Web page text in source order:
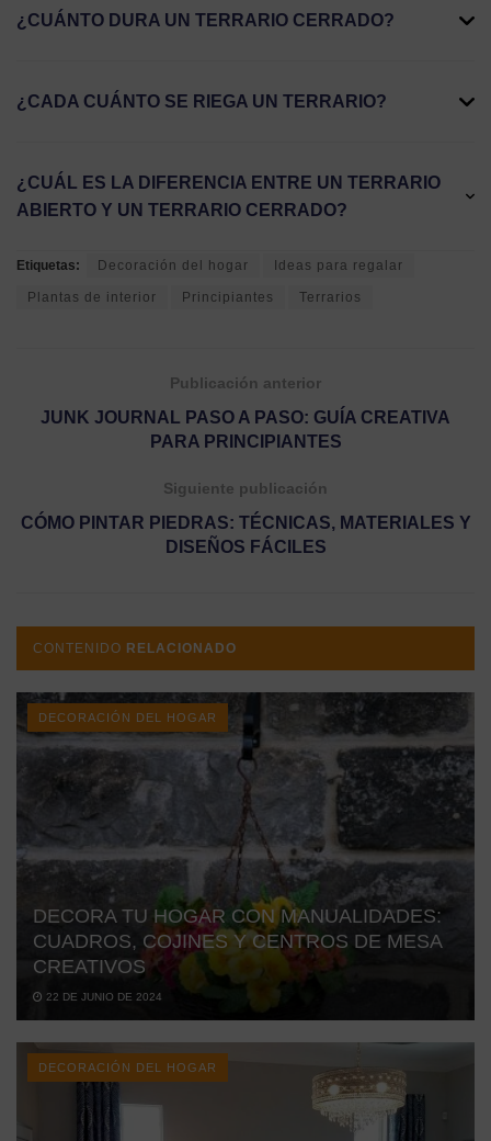
¿CUÁNTO DURA UN TERRARIO CERRADO?
¿CADA CUÁNTO SE RIEGA UN TERRARIO?
¿CUÁL ES LA DIFERENCIA ENTRE UN TERRARIO
ABIERTO Y UN TERRARIO CERRADO?
Etiquetas: Decoración del hogar Ideas para regalar
Plantas de interior Principiantes Terrarios
Publicación anterior
JUNK JOURNAL PASO A PASO: GUÍA CREATIVA
PARA PRINCIPIANTES
Siguiente publicación
CÓMO PINTAR PIEDRAS: TÉCNICAS, MATERIALES Y
DISEÑOS FÁCILES
CONTENIDO RELACIONADO
DECORACIÓN DEL HOGAR
DECORA TU HOGAR CON MANUALIDADES:
CUADROS, COJINES Y CENTROS DE MESA
CREATIVOS
22 DE JUNIO DE 2024
DECORACIÓN DEL HOGAR